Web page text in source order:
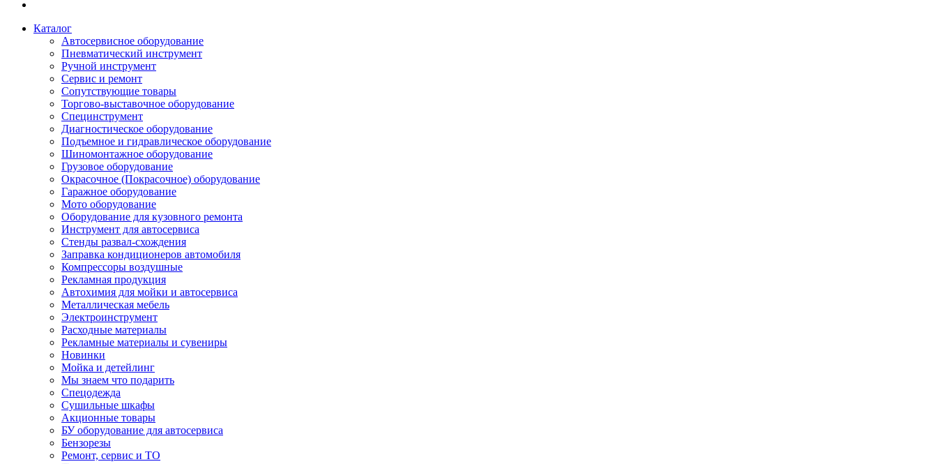
Каталог
Автосервисное оборудование
Пневматический инструмент
Ручной инструмент
Сервис и ремонт
Сопутствующие товары
Торгово-выставочное оборудование
Специнструмент
Диагностическое оборудование
Подъемное и гидравлическое оборудование
Шиномонтажное оборудование
Грузовое оборудование
Окрасочное (Покрасочное) оборудование
Гаражное оборудование
Мото оборудование
Оборудование для кузовного ремонта
Инструмент для автосервиса
Стенды развал-схождения
Заправка кондиционеров автомобиля
Компрессоры воздушные
Рекламная продукция
Автохимия для мойки и автосервиса
Металлическая мебель
Электроинструмент
Расходные материалы
Рекламные материалы и сувениры
Новинки
Мойка и детейлинг
Мы знаем что подарить
Спецодежда
Сушильные шкафы
Акционные товары
БУ оборудование для автосервиса
Бензорезы
Ремонт, сервис и ТО